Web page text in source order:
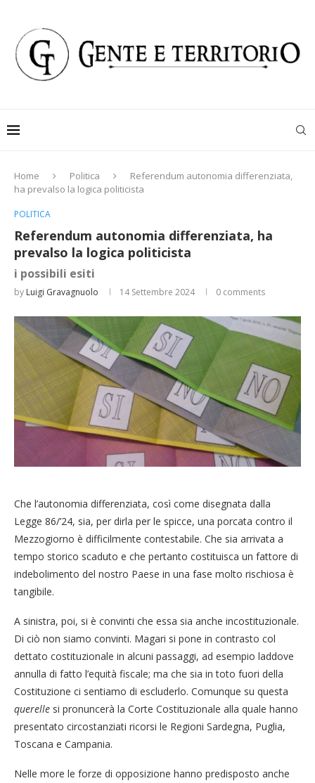
Home Politica
Referendum autonomia differenziata,
ha prevalso la logica politicista
POLITICA
Referendum autonomia differenziata, ha
prevalso la logica politicista
i possibili esiti
by Luigi Gravagnuolo 14 Settembre 2024 0 comments
Che l’autonomia differenziata, così come disegnata dalla
Legge 86/’24, sia, per dirla per le spicce, una porcata contro il
Mezzogiorno è difficilmente contestabile. Che sia arrivata a
tempo storico scaduto e che pertanto costituisca un fattore di
indebolimento del nostro Paese in una fase molto rischiosa è
tangibile.
A sinistra, poi, si è convinti che essa sia anche incostituzionale.
Di ciò non siamo convinti. Magari si pone in contrasto col
dettato costituzionale in alcuni passaggi, ad esempio laddove
annulla di fatto l’equità fiscale; ma che sia in toto fuori della
Costituzione ci sentiamo di escluderlo. Comunque su questa
querelle si pronuncerà la Corte Costituzionale alla quale hanno
presentato circostanziati ricorsi le Regioni Sardegna, Puglia,
Toscana e Campania.
Nelle more le forze di opposizione hanno predisposto anche